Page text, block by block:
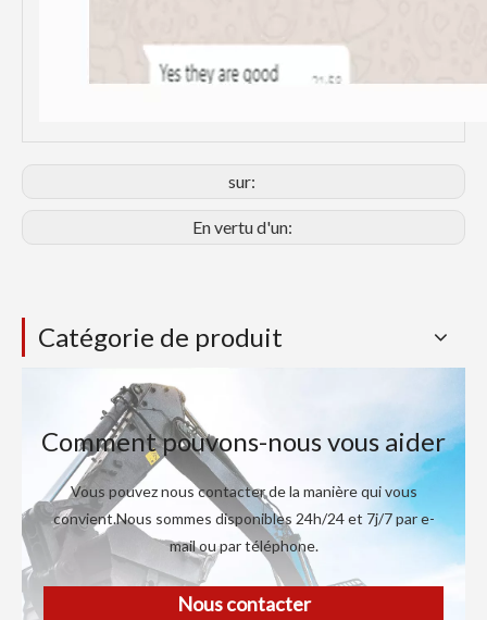
sur:
En vertu d'un:
Catégorie de produit
Comment pouvons-nous vous aider
Vous pouvez nous contacter de la manière qui vous
convient.Nous sommes disponibles 24h/24 et 7j/7 par e-
mail ou par téléphone.
Nous contacter